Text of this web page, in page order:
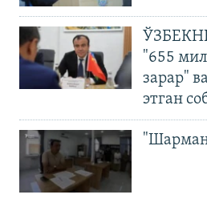
"655
зарар"
этган